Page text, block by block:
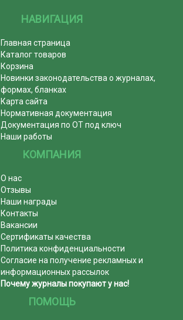
НАВИГАЦИЯ
Главная страница
Каталог товаров
Корзина
Новинки законодательства о журналах,
формах, бланках
Карта сайта
Нормативная документация
Документация по ОТ под ключ
Наши работы
КОМПАНИЯ
О нас
Отзывы
Наши награды
Контакты
Вакансии
Сертификаты качества
Политика конфиденциальности
Согласие на получение рекламных и
информационных рассылок
Почему журналы покупают у нас!
ПОМОЩЬ